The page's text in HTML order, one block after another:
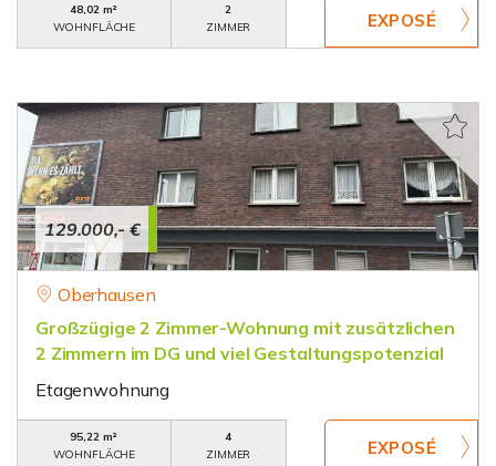
48,02 m²
WOHNFLÄCHE
2
ZIMMER
129.000,- €
Oberhausen
Großzügige 2 Zimmer-Wohnung mit zusätzlichen
2 Zimmern im DG und viel Gestaltungspotenzial
Etagenwohnung
95,22 m²
WOHNFLÄCHE
4
ZIMMER